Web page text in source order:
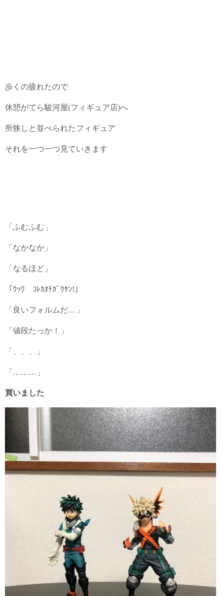
歩くの疲れたので
休憩がてら駿河屋(フィギュア店)へ
所狭しと並べられたフィギュア
それを一つ一つ見ていきます
「ふむふむ」
「なかなか」
「なるほど」
「ｳｯﾜ ｺﾚｶｵﾁｶﾞｳﾔﾝ!」
「良いフォルムだ…」
「値段たっか！」
「、、、」
「………」
買いました